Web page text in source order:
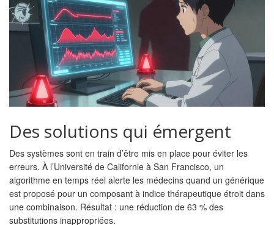
Des solutions qui émergent
Des systèmes sont en train d’être mis en place pour éviter les
erreurs. À l’Université de Californie à San Francisco, un
algorithme en temps réel alerte les médecins quand un générique
est proposé pour un composant à indice thérapeutique étroit dans
une combinaison. Résultat : une réduction de 63 % des
substitutions inappropriées.